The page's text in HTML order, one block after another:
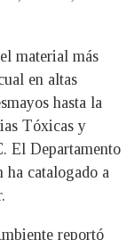
material más
en altas
hasta la
Tóxicas y
El Departamento
ha catalogado a
reportó